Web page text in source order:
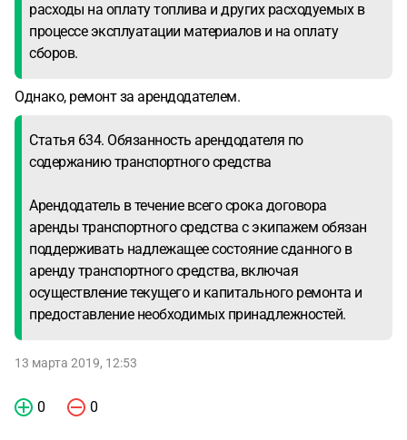
расходы на оплату топлива и других расходуемых в
процессе эксплуатации материалов и на оплату
сборов.
Однако, ремонт за арендодателем.
Статья 634. Обязанность арендодателя по
содержанию транспортного средства
Арендодатель в течение всего срока договора
аренды транспортного средства с экипажем обязан
поддерживать надлежащее состояние сданного в
аренду транспортного средства, включая
осуществление текущего и капитального ремонта и
предоставление необходимых принадлежностей.
13 марта 2019, 12:53
0 0